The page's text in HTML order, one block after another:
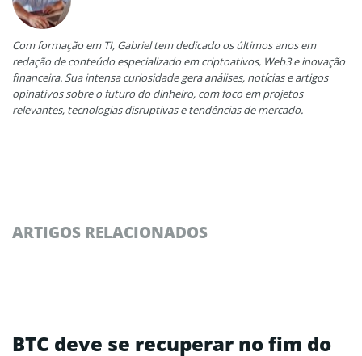
Com formação em TI, Gabriel tem dedicado os últimos anos em
redação de conteúdo especializado em criptoativos, Web3 e inovação
financeira. Sua intensa curiosidade gera análises, notícias e artigos
opinativos sobre o futuro do dinheiro, com foco em projetos
relevantes, tecnologias disruptivas e tendências de mercado.
ARTIGOS RELACIONADOS
BTC deve se recuperar no fim do